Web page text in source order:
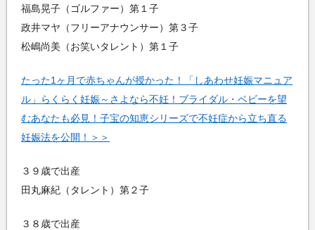
福島晃子（ゴルファー）第１子
政井マヤ（フリーアナウンサー）第３子
松嶋尚美（お笑いタレント）第１子
たった1ヶ月で赤ちゃんが授かった！「しあわせ妊娠マニュア
ル」らくらく妊娠～さよなら不妊！ブライダル・ベビーを望
むあなたも必見！子宝の知恵シリーズで不妊症から立ち直る
妊娠法を公開！＞＞
３９歳で出産
田丸麻紀（タレント）第２子
３８歳で出産